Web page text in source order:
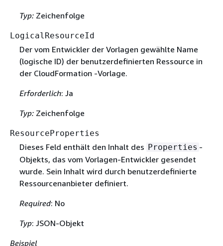
Typ:Zeichenfolge
LogicalResourceId
Der vom Entwickler der Vorlagen gewählte Name
(logische ID) der benutzerdefinierten Ressource in
der CloudFormation -Vorlage.
Erforderlich: Ja
Typ:Zeichenfolge
ResourceProperties
Dieses Feld enthält den Inhalt des Properties -
Objekts, das vom Vorlagen-Entwickler gesendet
wurde. Sein Inhalt wird durch benutzerdefinierte
Ressourcenanbieter definiert.
Required: No
Typ: JSON-Objekt
Beispiel